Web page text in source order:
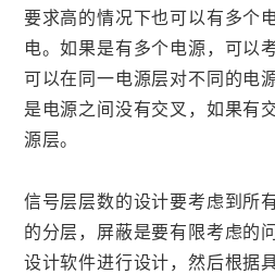
要求高的情况下也可以有多个
电。如果是有多个电源，可以
可以在同一电源层对不同的电
是电源之间没有交叉，如果有
源层。
信号层层数的设计要考虑到所
的分层，屏蔽是要有限考虑的
设计软件进行设计，然后根据